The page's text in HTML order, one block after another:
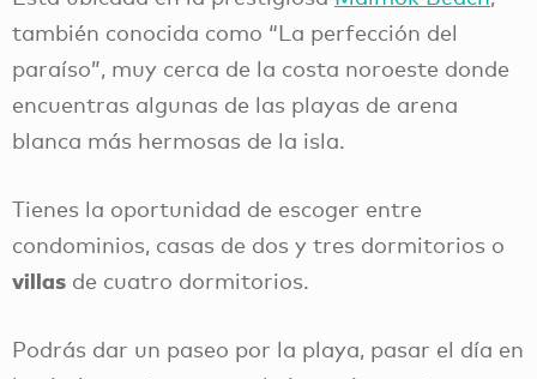
también conocida como “La perfección del
paraíso”, muy cerca de la costa noroeste donde
encuentras algunas de las playas de arena
blanca más hermosas de la isla.
Tienes la oportunidad de escoger entre
condominios, casas de dos y tres dormitorios o
villas de cuatro dormitorios.
Podrás dar un paseo por la playa, pasar el día en